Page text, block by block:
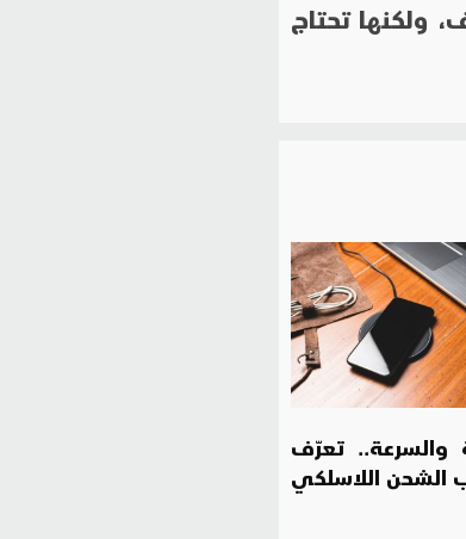
ولكنها تحتاج
والسرعة.. تعرّف
الشحن اللاسلكي